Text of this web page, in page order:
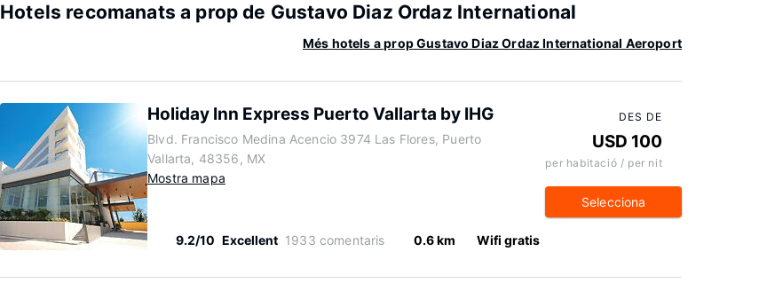
Hotels recomanats a prop de Gustavo Diaz Ordaz International
Més hotels a prop Gustavo Diaz Ordaz International Aeroport
Holiday Inn Express Puerto Vallarta by IHG
Blvd. Francisco Medina Acencio 3974 Las Flores, Puerto
Vallarta, 48356, MX
Mostra mapa
9.2/10 Excellent 1933 comentaris 0.6 km Wifi gratis
DES DE
USD 100
per habitació / per nit
Selecciona